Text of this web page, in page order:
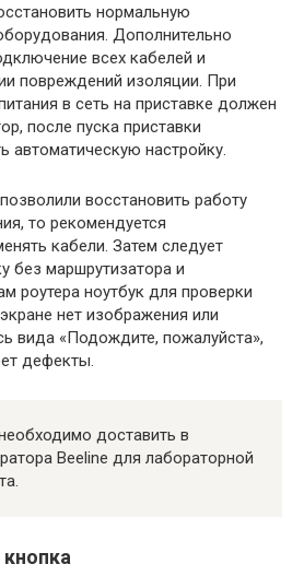
нормальную
Дополнительно
всех кабелей и
повреждений изоляции. При
в сеть на приставке должен
после пуска приставки
автоматическую настройку.
восстановить работу
то рекомендуется
кабели. Затем следует
без маршрутизатора и
роутера ноутбук для проверки
нет изображения или
вида «Подождите, пожалуйста»,
дефекты.
доставить в
Beeline для лабораторной